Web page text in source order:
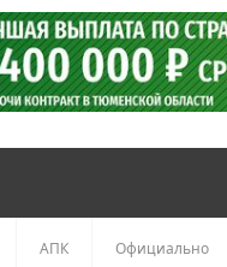
АПК Официально